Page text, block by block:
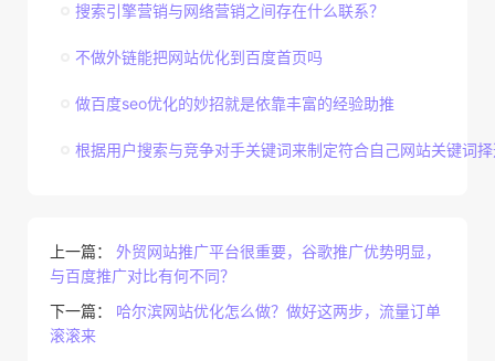
搜索引擎营销与网络营销之间存在什么联系？
不做外链能把网站优化到百度首页吗
做百度seo优化的妙招就是依靠丰富的经验助推
根据用户搜索与竞争对手关键词来制定符合自己网站关键词
上一篇： 外贸网站推广平台很重要，谷歌推广优势明显，
与百度推广对比有何不同？
下一篇： 哈尔滨网站优化怎么做？做好这两步，流量订单
滚滚来